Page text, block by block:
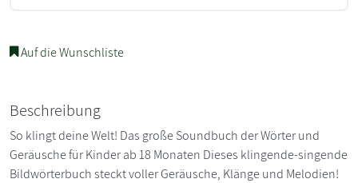
Auf die Wunschliste
Beschreibung
So klingt deine Welt! Das große Soundbuch der Wörter und
Geräusche für Kinder ab 18 Monaten Dieses klingende-singende
Bildwörterbuch steckt voller Geräusche, Klänge und Melodien!